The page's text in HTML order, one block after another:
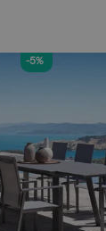
-5%